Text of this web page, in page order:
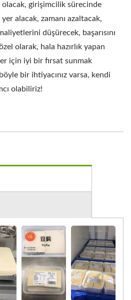
girişimcilik sürecinde
alacak, zamanı azaltacak,
düşürecek, başarısını
olarak, hala hazırlık yapan
için iyi bir fırsat sunmak
bir ihtiyacınız varsa, kendi
olabiliriz!